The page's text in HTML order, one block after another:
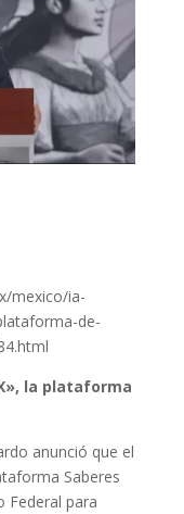
mexico/ia-
de-
la plataforma
anunció que el
Saberes
Federal para